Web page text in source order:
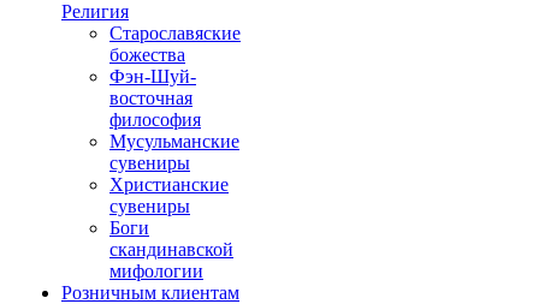
Религия
Старославяские
божества
Фэн-Шуй-
восточная
философия
Мусульманские
сувениры
Христианские
сувениры
Боги
скандинавской
мифологии
Розничным клиентам